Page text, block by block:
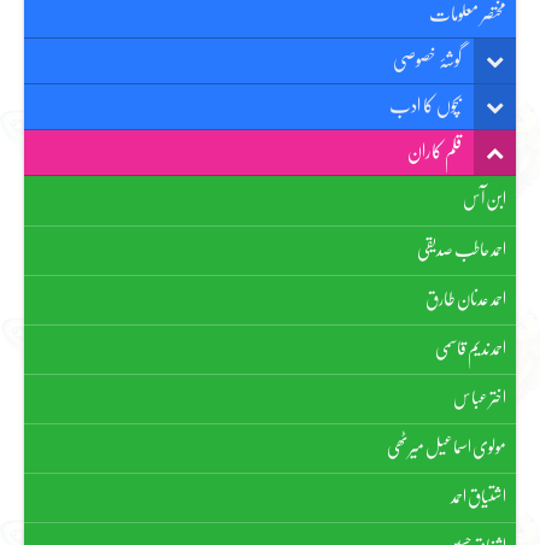
مختصر معلومات
گوشۂ خصوصی
بچوں کا ادب
قلم کاران
ابن آس
احمد حاطب صدیقی
احمد عدنان طارق
احمد ندیم قاسمی
اختر عباس
مولوی اسماعیل میرٹھی
اشتیاق احمد